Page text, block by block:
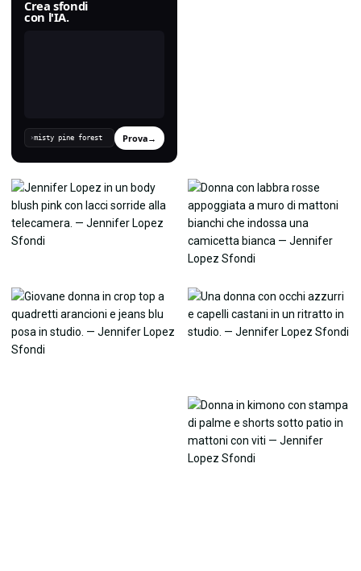
Crea sfondi
con l'IA.
› Prova→